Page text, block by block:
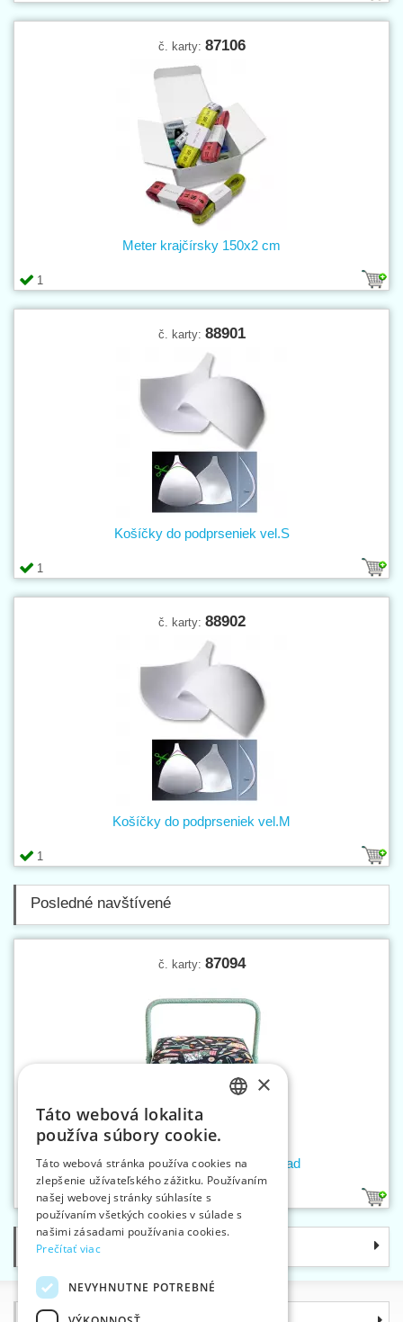
č. karty: 87106
1
Meter krajčírsky 150x2 cm
č. karty: 88901
1
Košíčky do podprseniek vel.S
č. karty: 88902
1
Košíčky do podprseniek vel.M
Posledné navštívené
č. karty: 87094
1
Kazeta na šitie M Needle&Thread
Kategórie
ENGLISH
GERMAN
×
Táto webová lokalita
používa súbory cookie.
Táto webová stránka používa cookies na
zlepšenie užívateľského zážitku. Používaním
našej webovej stránky súhlasíte s
používaním všetkých cookies v súlade s
našimi zásadami používania cookies.
Prečítať viac
NEVYHNUTNE POTREBNÉ